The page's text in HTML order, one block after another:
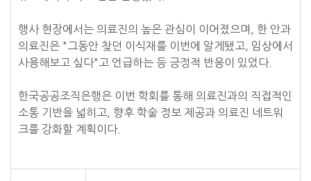
행사 현장에서는 의료진의 높은 관심이 이어졌으며, 한 안과
의료진은 "그동안 찾던 이식재를 이번에 알게됐고, 임상에서
사용해보고 싶다"고 언급하는 등 긍정적 반응이 있었다.
한국공공조직은행은 이번 학회를 통해 의료진과의 직접적인
소통 기반을 넓히고, 향후 학술 정보 제공과 의료진 네트워
크를 강화할 계획이다.